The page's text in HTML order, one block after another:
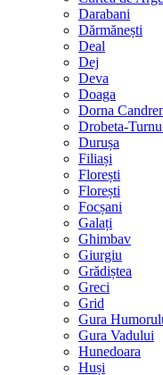
Darabani
Dărmănești
Deal
Dej
Deva
Doaga
Dorna
Drobeta-
Durușa
Filiași
Florești
Florești
Focșani
Galați
Ghimbav
Giurgiu
Grădiștea
Greci
Grid
Gura
Gura Vadului
Hunedoara
Huși